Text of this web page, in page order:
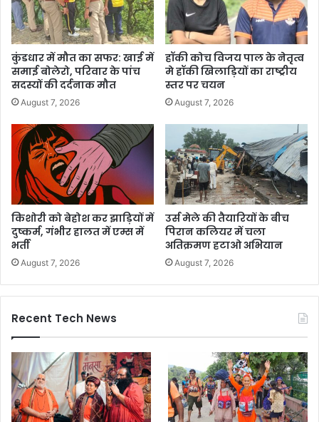
कुंडधार में मौत का सफर: खाई में
समाई बोलेरो, परिवार के पांच
सदस्यों की दर्दनाक मौत
August 7, 2026
हॉकी कोच विजय पाल के नेतृत्व
मे हॉकी खिलाड़ियों का राष्ट्रीय
स्तर पर चयन
August 7, 2026
किशोरी को बेहोश कर झाड़ियों में
दुष्कर्म, गंभीर हालत में एम्स में
भर्ती
August 7, 2026
उर्स मेले की तैयारियों के बीच
पिरान कलियर में चला
अतिक्रमण हटाओ अभियान
August 7, 2026
Recent Tech News